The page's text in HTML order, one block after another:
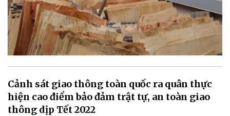
Cảnh sát giao thông toàn quốc ra quân thực
hiện cao điểm bảo đảm trật tự, an toàn giao
thông dịp Tết 2022